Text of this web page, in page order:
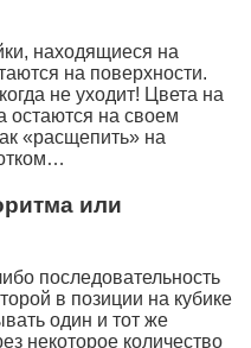
находящиеся на
на поверхности.
не уходит! Цвета на
остаются на своем
«расщепить» на
или
последовательность
в позиции на кубике
один и тот же
некоторое количество